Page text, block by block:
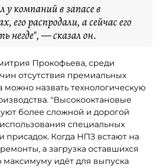
у компаний в запасе в
его распродали, а сейчас его
негде", — сказал он.
Прокофьева, среди
отсутствия премиальных
можно назвать технологическую
"Высокооктановые
более сложной и дорогой
специальных
присадок. Когда НПЗ встают на
а загрузка оставшихся
идёт для выпуска